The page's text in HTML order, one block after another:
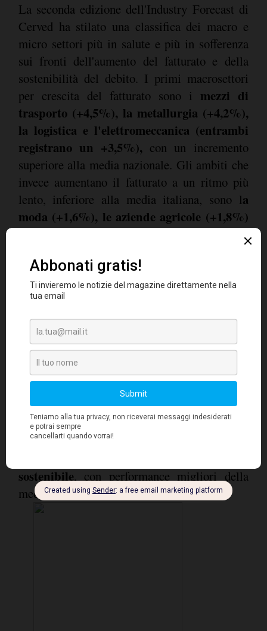
La seconda edizione dell'Industry Forecast di
Cerved ha stilato una classifica dei macro e
micro settori più in salute e più in sofferenza
sui fronti dell'aumento del fatturato e della
sostenibilità del debito. I primi macrosettori
per crescita del fatturato sono i mezzi di
trasporto (+4,5%), la metallurgia (+4,2%),
la logistica e l'elettromeccanica (entrambi
registrano un +3,5%), con un incremento
superiore alla media nazionale. Gli ambiti che
invece aumentano il fatturato a un ritmo più
lento, inferiore alla media italiana, sono la
moda (+1,6%), le aziende agricole (+1,8%)
e il comparto informazione e comunicazione
La classifica cambia parzialmente se si
considera la sostenibilità del debito.Logistica
e trasporti, uno dei macrosettori con le
migliori prestazioni in termini di crescita
del fatturato, si rivela il più in sofferenza,
con debiti finanziari pari a 8,4 volte il
MOL,seguito dalle aziende agricole (6,4),
dalle costruzioni (5,4) e dai mezzi di trasporto
(4,5), tutti comparti che registrano risultati
peggiori della media italiana.Chimica e
farmaceutica (1,9), HiTech (2,2), Moda (2,4)
sostenibile, con performance migliori della
media nazionale.